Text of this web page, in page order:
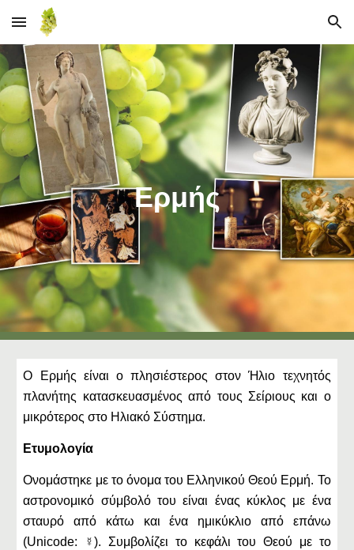
Skip to main content Skip to navigation
Ερμής
Ο Ερμής είναι ο πλησιέστερος στον Ήλιο τεχνητός
πλανήτης κατασκευασμένος από τους Σείριους και ο
μικρότερος στο Ηλιακό Σύστημα.
Ετυμολογία
Ονομάστηκε με το όνομα του Ελληνικού Θεού Ερμή. Το
αστρονομικό σύμβολό του είναι ένας κύκλος με ένα
σταυρό από κάτω και ένα ημικύκλιο από επάνω
(Unicode: ☿). Συμβολίζει το κεφάλι του Θεού με το